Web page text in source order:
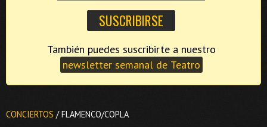
newsletter semanal de Teatro
CONCIERTOS / FLAMENCO/COPLA